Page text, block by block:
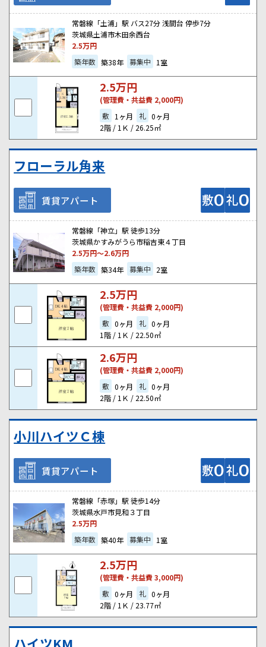
常磐線「土浦」駅 バス27分 浅間台 停歩7分
茨城県土浦市木田余西台
2.5万円
築年数 築38年 募集中 1室
2.5万円
(管理費・共益費 2,000円)
敷 1ヶ月 礼 0ヶ月
2階 / 1Ｋ / 26.25㎡
フローラル角来
賃貸アパート
常磐線「神立」駅 徒歩13分
茨城県かすみがうら市稲吉東４丁目
2.5万円～2.6万円
築年数 築34年 募集中 2室
2.5万円
(管理費・共益費 2,000円)
敷 0ヶ月 礼 0ヶ月
1階 / 1Ｋ / 22.50㎡
2.6万円
(管理費・共益費 2,000円)
敷 0ヶ月 礼 0ヶ月
2階 / 1Ｋ / 22.50㎡
小川ハイツＣ棟
賃貸アパート
常磐線「赤塚」駅 徒歩14分
茨城県水戸市見和３丁目
2.5万円
築年数 築40年 募集中 1室
2.5万円
(管理費・共益費 3,000円)
敷 0ヶ月 礼 0ヶ月
2階 / 1Ｋ / 23.77㎡